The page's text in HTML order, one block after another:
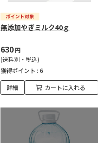
無添加やぎミルク40ｇ
630円
(送料別・税込)
獲得ポイント : 6
詳細 カートに入れる